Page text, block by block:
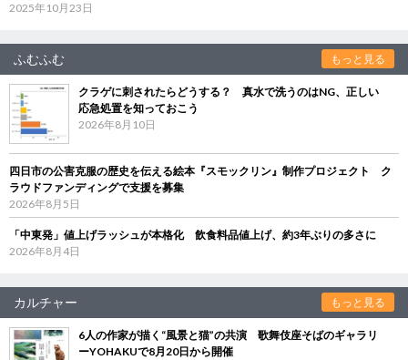
2025年10月23日
ふむふむ もっと見る
クラゲに刺されたらどうする？ 真水で洗うのはNG、正しい
応急処置を知っておこう
2026年8月10日
四日市の公害克服の歴史を伝える絵本『スモックリン』制作プロジェクト ク
ラウドファンディングで支援を募集
2026年8月5日
「中東発」値上げラッシュが本格化 飲食料品値上げ、約3年ぶりの多さに
2026年8月4日
カルチャー もっと見る
6人の作家が描く“風景と猫”の共演 歌舞伎座そばのギャラリ
ーYOHAKUで8月20日から開催